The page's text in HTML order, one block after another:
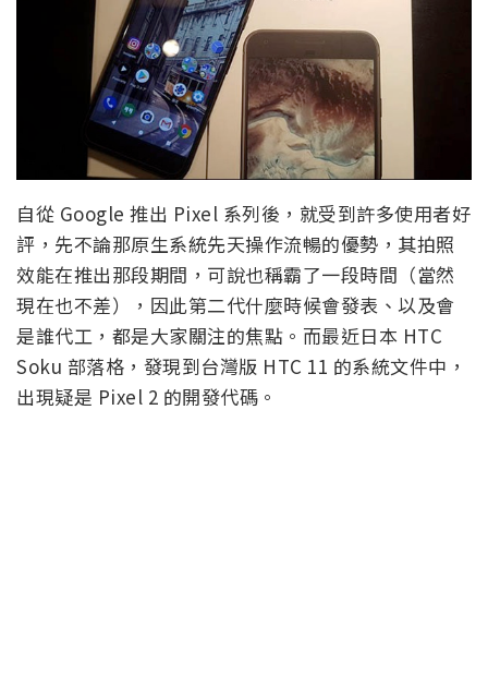
自從 Google 推出 Pixel 系列後，就受到許多使用者好
評，先不論那原生系統先天操作流暢的優勢，其拍照
效能在推出那段期間，可說也稱霸了一段時間（當然
現在也不差），因此第二代什麼時候會發表、以及會
是誰代工，都是大家關注的焦點。而最近日本 HTC
Soku 部落格，發現到台灣版 HTC 11 的系統文件中，
出現疑是 Pixel 2 的開發代碼。